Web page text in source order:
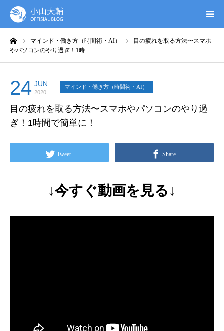
マインド・働き方（時間術・AI）
目の疲れを取る方法〜スマホ
やパソコンのやり過ぎ！1時…
24 JUN
2020
マインド・働き方（時間術・AI）
目の疲れを取る方法〜スマホやパソコンのやり過
ぎ！1時間で簡単に！
Tweet Share
↓今すぐ動画を見る↓
UTAGE(ウタゲ)
無料ガイドブック
オンシク本
プロフィール